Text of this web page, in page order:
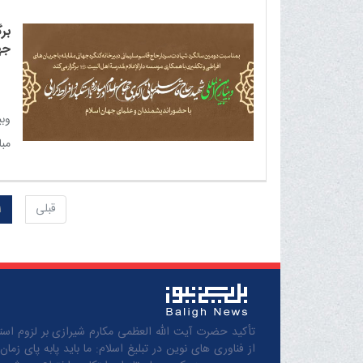
قبلی
تأکید حضرت آیت الله العظمی مکارم شیرازی بر لزوم
از فناوری های نوین در تبلیغ اسلام: ما باید پابه پای